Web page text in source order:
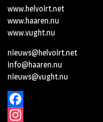
www.helvoirt.net
www.haaren.nu
www.vught.nu
nieuws@helvoirt.net
info@haaren.nu
nieuws@vught.nu
Facebook